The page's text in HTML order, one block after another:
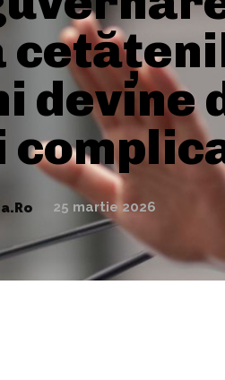
devine
25 martie 2026